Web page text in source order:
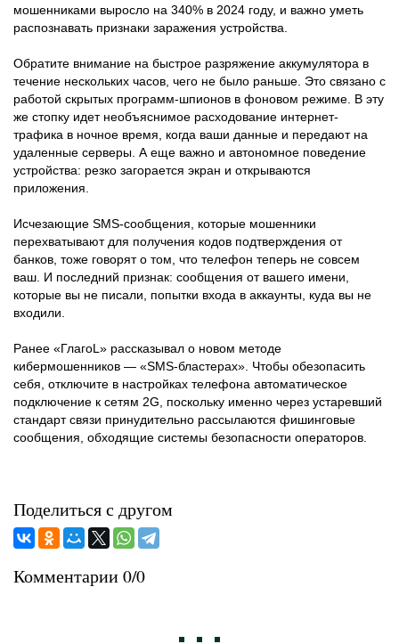
мошенниками выросло на 340% в 2024 году, и важно уметь
распознавать признаки заражения устройства.
Обратите внимание на быстрое разряжение аккумулятора в
течение нескольких часов, чего не было раньше. Это связано с
работой скрытых программ-шпионов в фоновом режиме. В эту
же стопку идет необъяснимое расходование интернет-
трафика в ночное время, когда ваши данные и передают на
удаленные серверы. А еще важно и автономное поведение
устройства: резко загорается экран и открываются
приложения.
Исчезающие SMS-сообщения, которые мошенники
перехватывают для получения кодов подтверждения от
банков, тоже говорят о том, что телефон теперь не совсем
ваш. И последний признак: сообщения от вашего имени,
которые вы не писали, попытки входа в аккаунты, куда вы не
входили.
Ранее «ГлагоL» рассказывал о новом методе
кибермошенников — «SMS-бластерах». Чтобы обезопасить
себя, отключите в настройках телефона автоматическое
подключение к сетям 2G, поскольку именно через устаревший
стандарт связи принудительно рассылаются фишинговые
сообщения, обходящие системы безопасности операторов.
Поделиться с другом
Комментарии 0/0